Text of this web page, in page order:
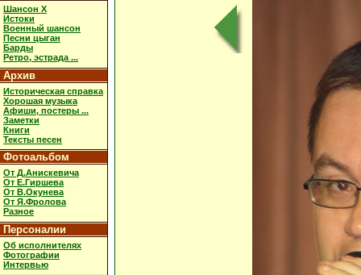
Шансон X
Истоки
Военный шансон
Песни цыган
Барды
Ретро, эстрада ...
Архив
Историческая справка
Хорошая музыка
Афиши, постеры ...
Заметки
Книги
Тексты песен
Фотоальбом
От Д.Анискевича
От Е.Гиршева
От В.Окунева
От Я.Фролова
Разное
Персоналии
Об исполнителях
Фотографии
Интервью